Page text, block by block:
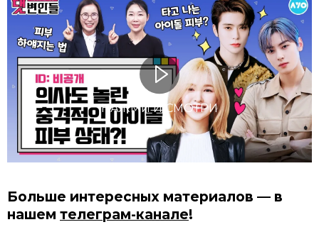
НАЖМИ И СМОТРИ
Больше интересных материалов — в
нашем телеграм-канале!